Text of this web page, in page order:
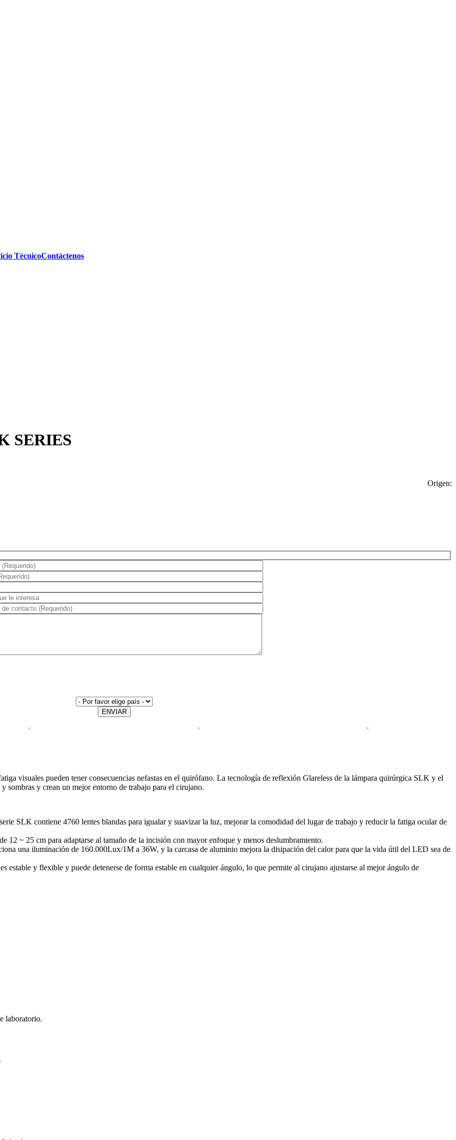
TécnicoContáctenos
SERIES
Origen:
ENVIAR
visuales pueden tener consecuencias nefastas en el quirófano. La tecnología de reflexión Glareless de la lámpara quirúrgica SLK y el
sombras y crean un mejor entorno de trabajo para el cirujano.
SLK contiene 4760 lentes blandas para igualar y suavizar la luz, mejorar la comodidad del lugar de trabajo y reducir la fatiga ocular de
12 ~ 25 cm para adaptarse al tamaño de la incisión con mayor enfoque y menos deslumbramiento.
una iluminación de 160.000Lux/1M a 36W, y la carcasa de aluminio mejora la disipación del calor para que la vida útil del LED sea de
estable y flexible y puede detenerse de forma estable en cualquier ángulo, lo que permite al cirujano ajustarse al mejor ángulo de
laboratorio.